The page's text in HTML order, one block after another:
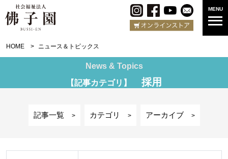
MENU
HOME ニュース＆トピックス
News & Topics
【記事カテゴリ】
採用
記事一覧 > カテゴリ > アーカイブ >